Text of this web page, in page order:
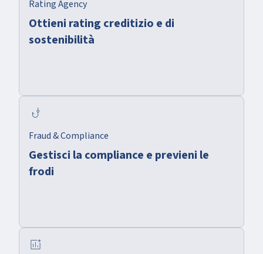
Rating Agency
Ottieni rating creditizio e di
sostenibilità
phishing
Fraud & Compliance
Gestisci la compliance e previeni le
frodi
add_chart